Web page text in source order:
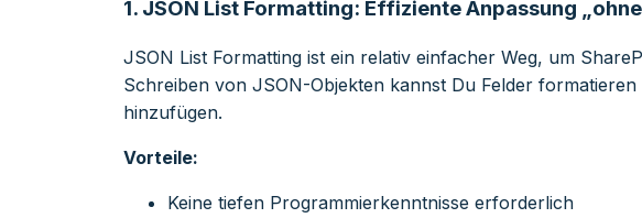
1. JSON List Formatting: Effiziente Anpassung
JSON List Formatting ist ein relativ einfacher Weg, um
Schreiben von JSON-Objekten kannst Du Felder
hinzufügen.
Vorteile:
Keine tiefen Programmierkenntnisse erforderlich